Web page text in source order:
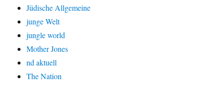
Jüdische Allgemeine
junge Welt
jungle world
Mother Jones
nd aktuell
The Nation